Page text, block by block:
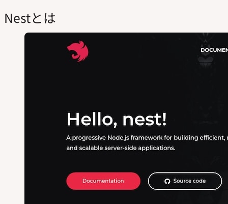
Nestとは